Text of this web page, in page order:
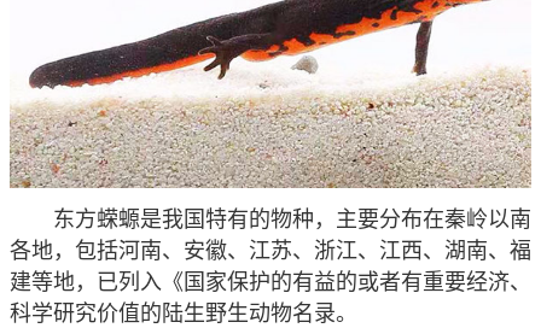
东方蝾螈是我国特有的物种，主要分布在秦岭以南
各地，包括河南、安徽、江苏、浙江、江西、湖南、福
建等地，已列入《国家保护的有益的或者有重要经济、
科学研究价值的陆生野生动物名录。